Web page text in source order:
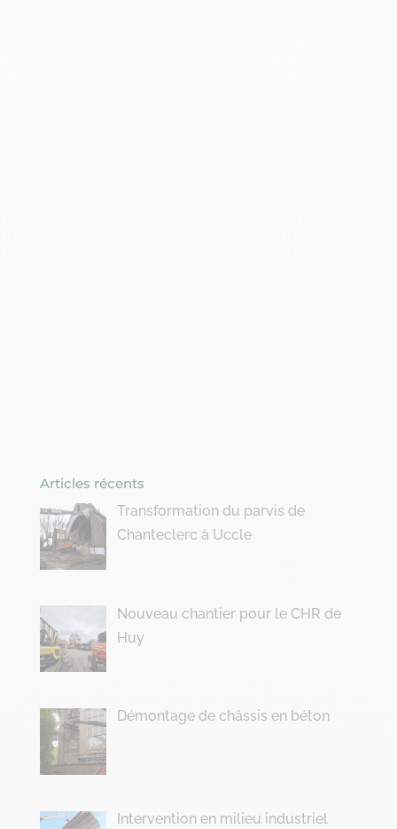
Articles récents
Transformation du parvis de
Chanteclerc à Uccle
Nouveau chantier pour le CHR de
Huy
Démontage de châssis en béton
Intervention en milieu industriel